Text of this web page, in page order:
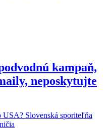
kampaň,
neposkytujte